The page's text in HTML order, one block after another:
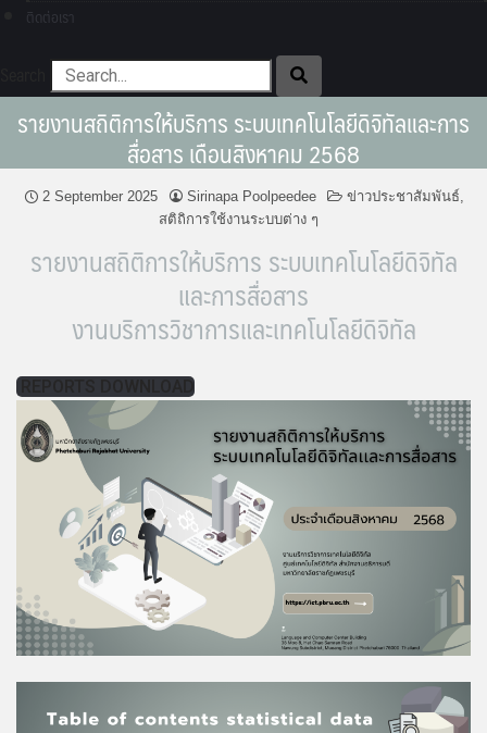
ติดต่อเรา
รายงานสถิติการให้บริการ ระบบเทคโนโลยีดิจิทัลและการ
สื่อสาร เดือนสิงหาคม 2568
2 September 2025 Sirinapa Poolpeedee ข่าวประชาสัมพันธ์,
สติถิการใช้งานระบบต่าง ๆ
รายงานสถิติการให้บริการ ระบบเทคโนโลยีดิจิทัล
และการสื่อสาร
งานบริการวิชาการและเทคโนโลยีดิจิทัล
REPORTS DOWNLOAD